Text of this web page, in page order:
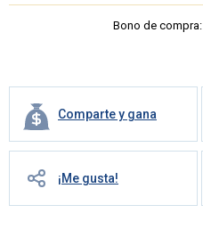
Bono de compra:
Comparte y gana
¡Me gusta!